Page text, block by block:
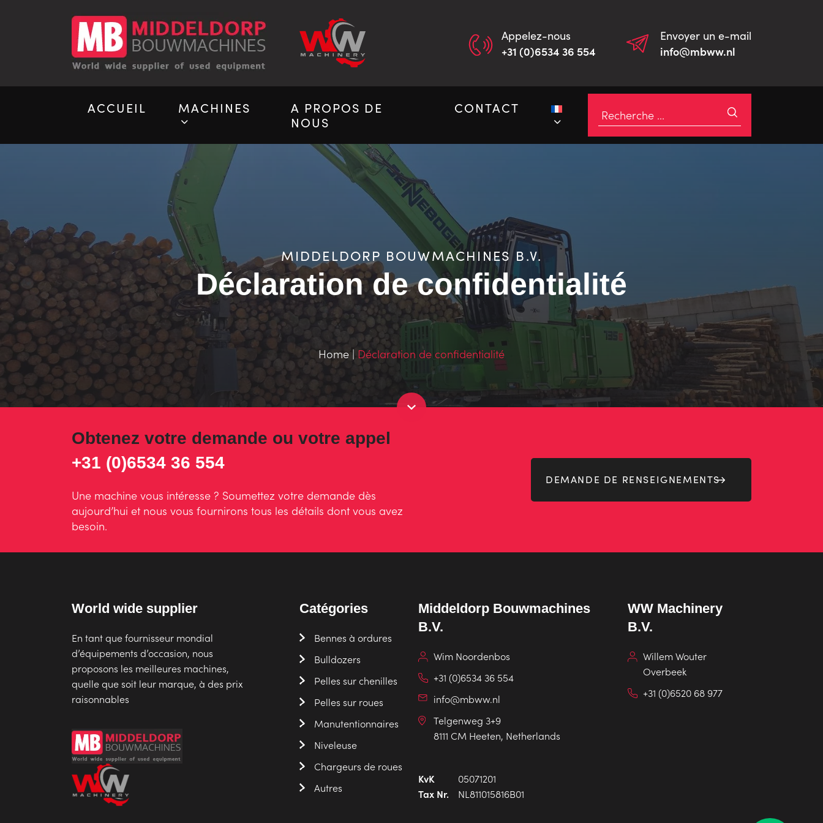
Appelez-nous
+31 (0)6534 36 554
Envoyer un e-mail
info@mbww.nl
ACCUEIL MACHINES
A PROPOS DE
NOUS
CONTACT
MIDDELDORP BOUWMACHINES B.V.
Déclaration de confidentialité
Home | Déclaration de confidentialité
Obtenez votre demande ou votre appel
+31 (0)6534 36 554
Une machine vous intéresse ? Soumettez votre demande dès
aujourd’hui et nous vous fournirons tous les détails dont vous avez
besoin.
DEMANDE DE RENSEIGNEMENTS
World wide supplier
En tant que fournisseur mondial
d’équipements d’occasion, nous
proposons les meilleures machines,
quelle que soit leur marque, à des prix
raisonnables
Catégories
Bennes à ordures
Bulldozers
Pelles sur chenilles
Pelles sur roues
Manutentionnaires
Niveleuse
Chargeurs de roues
Autres
Middeldorp Bouwmachines
B.V.
Wim Noordenbos
+31 (0)6534 36 554
info@mbww.nl
Telgenweg 3+9
8111 CM Heeten, Netherlands
KvK
05071201
Tax Nr.
NL811015816B01
WW Machinery
B.V.
Willem Wouter
Overbeek
+31 (0)6520 68 977